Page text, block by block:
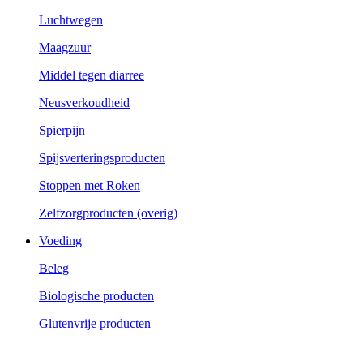
Luchtwegen
Maagzuur
Middel tegen diarree
Neusverkoudheid
Spierpijn
Spijsverteringsproducten
Stoppen met Roken
Zelfzorgproducten (overig)
Voeding
Beleg
Biologische producten
Glutenvrije producten